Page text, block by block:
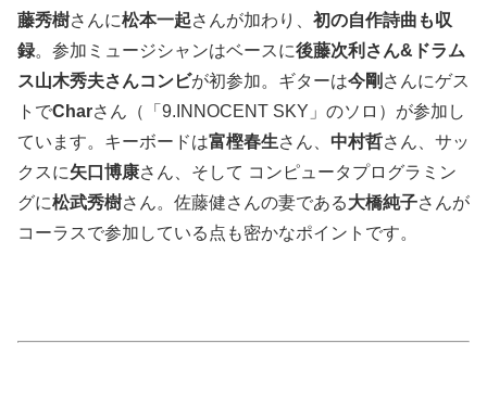
藤秀樹さんに松本一起さんが加わり、 初の自作詩曲も収
録。参加ミュージシャンはベースに後藤次利さん&ドラム
ス山木秀夫さんコンビが初参加。ギターは今剛 さんにゲス
トでCharさん（「9.INNOCENT SKY」のソロ）が参加し
ています。キーボードは富樫春生さん、 中村哲さん、サッ
クスに矢口博康さん、そして コンピュータプログラミン
グに松武秀樹さん。佐藤健さんの妻である大橋純子さんが
コーラスで参加している点も密かなポイントです。